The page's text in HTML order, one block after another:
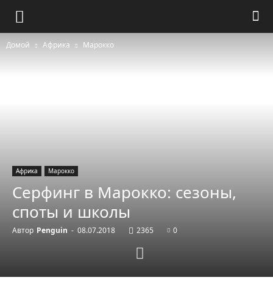
Домой Африка Марокко
Африка Марокко
Серфинг в Марокко: сезоны,
споты и школы
Автор Penguin - 08.07.2018 2365 0